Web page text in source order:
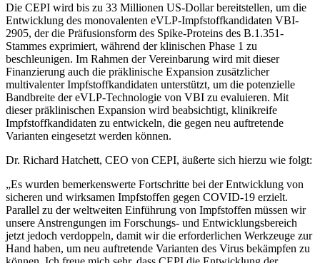
Die CEPI wird bis zu 33 Millionen US-Dollar bereitstellen, um die
Entwicklung des monovalenten eVLP-Impfstoffkandidaten VBI-
2905, der die Präfusionsform des Spike-Proteins des B.1.351-
Stammes exprimiert, während der klinischen Phase 1 zu
beschleunigen. Im Rahmen der Vereinbarung wird mit dieser
Finanzierung auch die präklinische Expansion zusätzlicher
multivalenter Impfstoffkandidaten unterstützt, um die potenzielle
Bandbreite der eVLP-Technologie von VBI zu evaluieren. Mit
dieser präklinischen Expansion wird beabsichtigt, klinikreife
Impfstoffkandidaten zu entwickeln, die gegen neu auftretende
Varianten eingesetzt werden können.
Dr. Richard Hatchett, CEO von CEPI, äußerte sich hierzu wie folgt:
„Es wurden bemerkenswerte Fortschritte bei der Entwicklung von
sicheren und wirksamen Impfstoffen gegen COVID-19 erzielt.
Parallel zu der weltweiten Einführung von Impfstoffen müssen wir
unsere Anstrengungen im Forschungs- und Entwicklungsbereich
jetzt jedoch verdoppeln, damit wir die erforderlichen Werkzeuge zur
Hand haben, um neu auftretende Varianten des Virus bekämpfen zu